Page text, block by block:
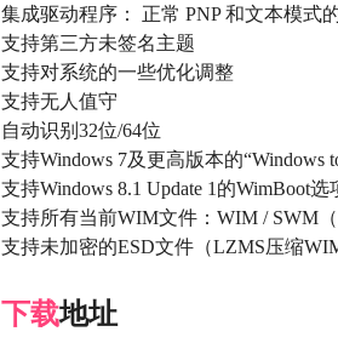
集成驱动程序： 正常 PNP 和文本模式
支持第三方未签名主题
支持对系统的一些优化调整
支持无人值守
自动识别32位/64位
支持Windows 7及更高版本的“Windows
支持Windows 8.1 Update 1的WimBoot选
支持所有当前WIM文件：WIM / SWM（
支持未加密的ESD文件（LZMS压缩
下载地址